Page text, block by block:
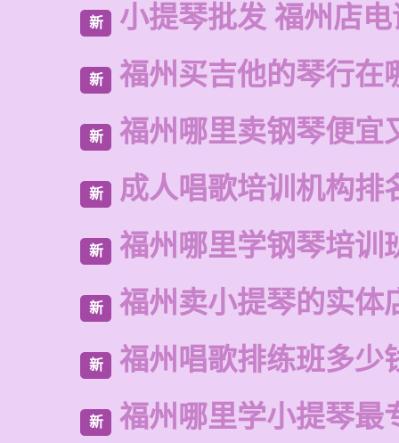
新 小提琴批发 福州店
新 福州买吉他的琴行在
新 福州哪里卖钢琴便宜
新 成人唱歌培训机构排
新 福州哪里学钢琴培训
新 福州卖小提琴的实体
新 福州唱歌排练班多少
新 福州哪里学小提琴最